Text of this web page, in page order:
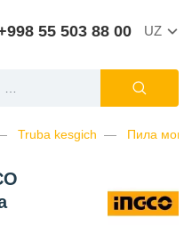
55 503 88 00 UZ
Truba kesgich Пила